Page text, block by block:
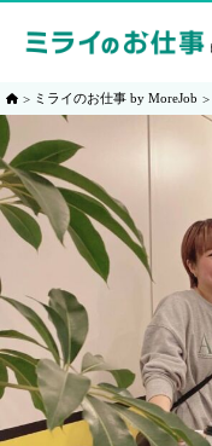
ミライのお仕事 by MoreJob